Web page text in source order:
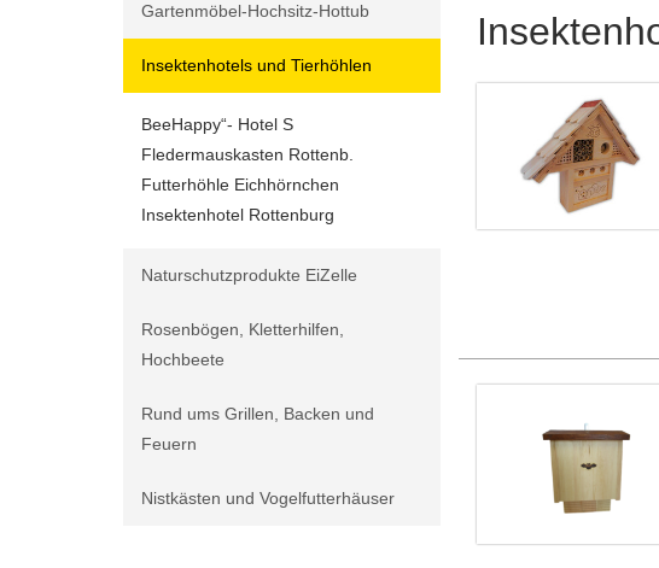
Gartenmöbel-Hochsitz-Hottub
Insektenhotels und Tierhöhlen
BeeHappy“- Hotel S
Fledermauskasten Rottenb.
Futterhöhle Eichhörnchen
Insektenhotel Rottenburg
Naturschutzprodukte EiZelle
Rosenbögen, Kletterhilfen,
Hochbeete
Rund ums Grillen, Backen und
Feuern
Nistkästen und Vogelfutterhäuser